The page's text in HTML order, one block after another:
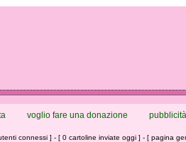
voglio fare una donazione pubblicità
connessi ] - [ 0 cartoline inviate oggi ] - [ pagina